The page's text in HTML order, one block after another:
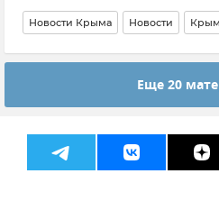
Новости Крыма Новости Крым
Еще 20